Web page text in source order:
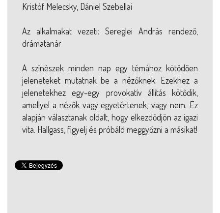
Kristóf Melecsky, Dániel Szebellai
Az alkalmakat vezeti: Sereglei András rendező,
drámatanár
A színészek minden nap egy témához kötődően
jeleneteket mutatnak be a nézőknek. Ezekhez a
jelenetekhez egy-egy provokatív állítás kötődik,
amellyel a nézők vagy egyetértenek, vagy nem. Ez
alapján választanak oldalt, hogy elkezdődjön az igazi
vita. Hallgass, figyelj és próbáld meggyőzni a másikat!